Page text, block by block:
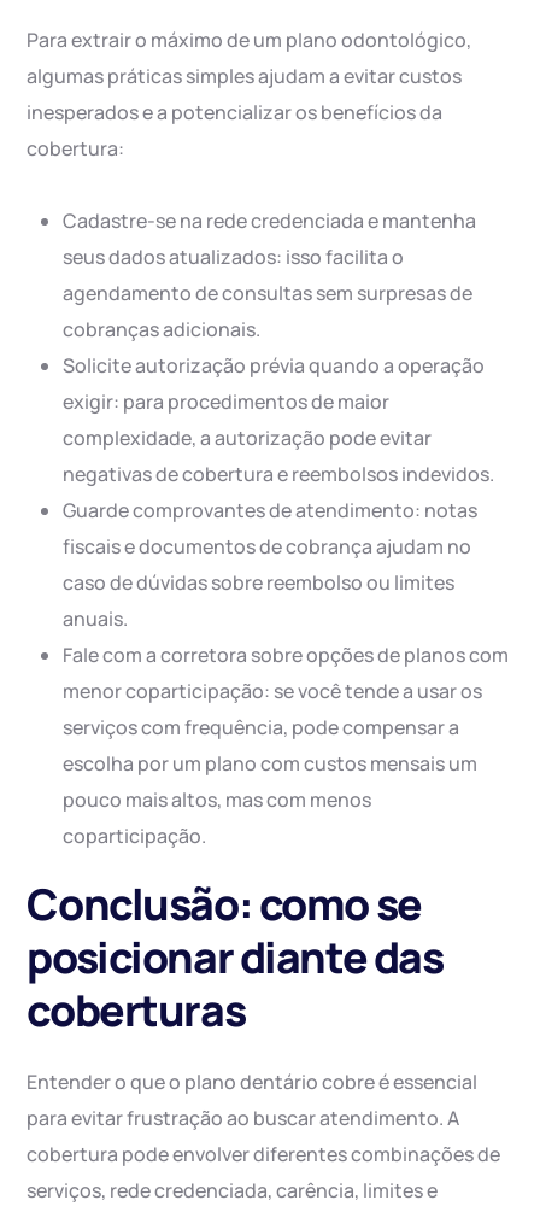
Para extrair o máximo de um plano odontológico,
algumas práticas simples ajudam a evitar custos
inesperados e a potencializar os benefícios da
cobertura:
Cadastre-se na rede credenciada e mantenha
seus dados atualizados: isso facilita o
agendamento de consultas sem surpresas de
cobranças adicionais.
Solicite autorização prévia quando a operação
exigir: para procedimentos de maior
complexidade, a autorização pode evitar
negativas de cobertura e reembolsos indevidos.
Guarde comprovantes de atendimento: notas
fiscais e documentos de cobrança ajudam no
caso de dúvidas sobre reembolso ou limites
anuais.
Fale com a corretora sobre opções de planos com
menor coparticipação: se você tende a usar os
serviços com frequência, pode compensar a
escolha por um plano com custos mensais um
pouco mais altos, mas com menos
coparticipação.
Conclusão: como se
posicionar diante das
coberturas
Entender o que o plano dentário cobre é essencial
para evitar frustração ao buscar atendimento. A
cobertura pode envolver diferentes combinações de
serviços, rede credenciada, carência, limites e